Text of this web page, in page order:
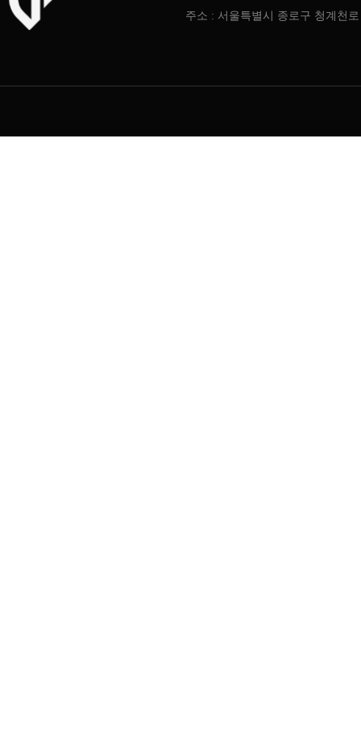
주소 : 서울특별시 종로구 청계천로